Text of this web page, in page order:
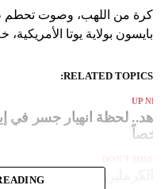
كرة من اللهب، وصوت تحطم
بايسون بولاية يوتا
RELATED TOPICS:
UP
الكرملين: نراقب العقوبات